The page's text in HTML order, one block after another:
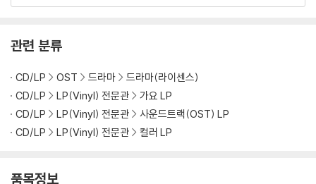
관련 분류
CD/LP OST 드라마
드라마(라이센스)
CD/LP
LP(Vinyl) 전문관
가요 LP
CD/LP
LP(Vinyl) 전문관
사운드트랙(OST) LP
CD/LP
LP(Vinyl) 전문관 컬러 LP
품목정보